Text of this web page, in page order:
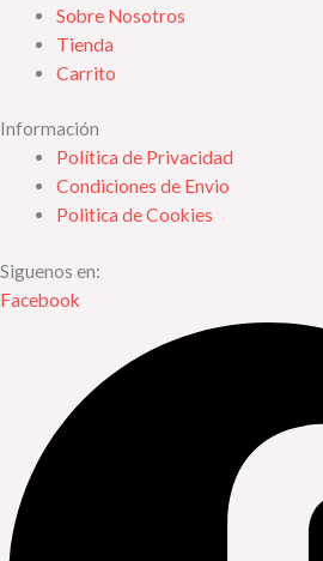
Sobre Nosotros
Tienda
Carrito
Información
Política de Privacidad
Condiciones de Envio
Politica de Cookies
Siguenos en:
Facebook